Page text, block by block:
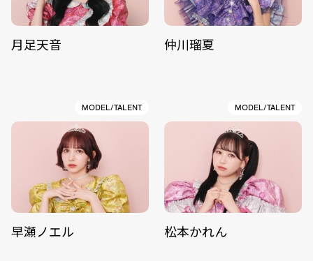
月足天音 仲川瑠夏
MODEL/TALENT
早瀬ノエル
MODEL/TALENT
松本かれん